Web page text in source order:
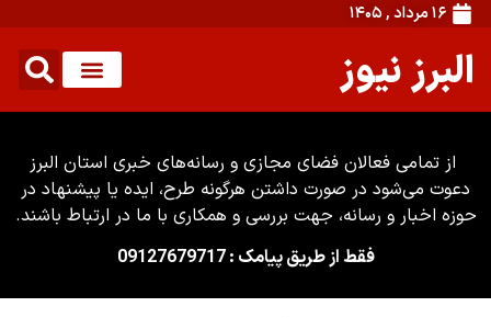
۱۶ مرداد , ۱۴۰۵
البرز نیوز
از تمامی فعالان فضای مجازی و رسانه‌های خبری استان البرز
دعوت می‌شود در صورت داشتن هرگونه طرح، ایده یا پیشنهاد در
حوزه اخبار و رسانه، جهت بررسی و همکاری با ما در ارتباط باشند.
فقط از طریق پیامک : 09127679717